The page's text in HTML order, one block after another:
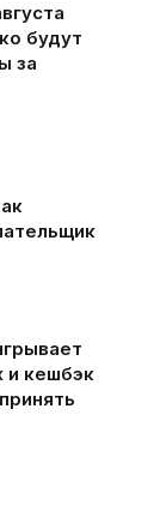
будут
за
и кешбэк